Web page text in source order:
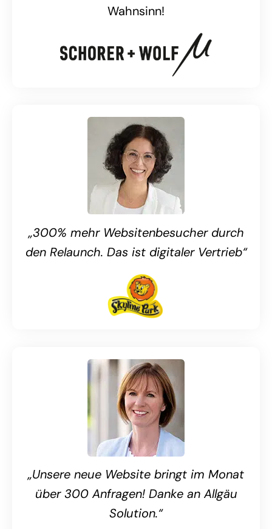
Wahnsinn!
„300% mehr Websitenbesucher durch
den Relaunch. Das ist digitaler Vertrieb“
„Unsere neue Website bringt im Monat
über 300 Anfragen! Danke an Allgäu
Solution.“